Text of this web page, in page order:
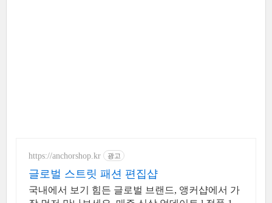
https://anchorshop.kr 광고
글로벌 스트릿 패션 편집샵
국내에서 보기 힘든 글로벌 브랜드, 앵커샵에서 가